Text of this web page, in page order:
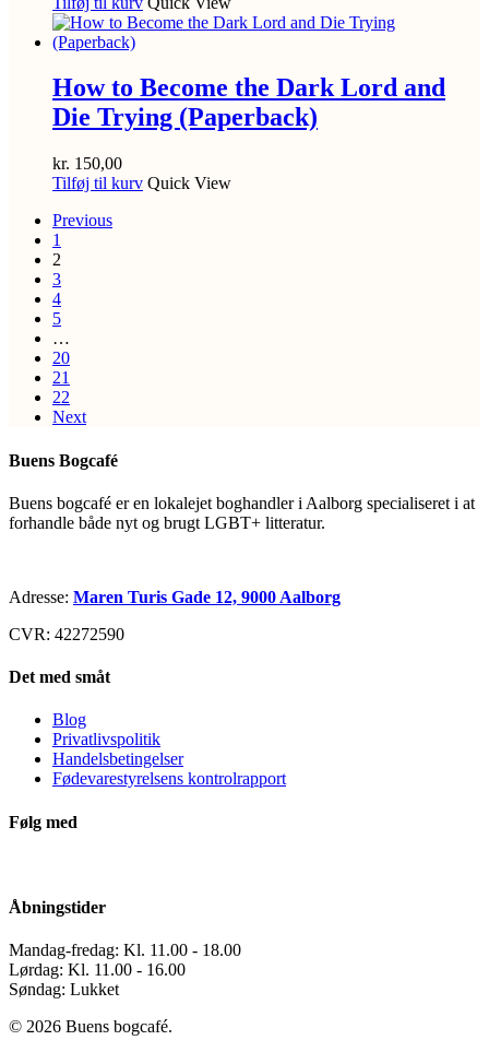
How to Become the Dark Lord and
Die Trying (Paperback)
kr. 150,00
Tilføj til kurv Quick View
Previous
1
2
3
4
5
…
20
21
22
Next
Buens Bogcafé
Buens bogcafé er en lokalejet boghandler i Aalborg specialiseret i at
forhandle både nyt og brugt LGBT+ litteratur.
Adresse: Maren Turis Gade 12, 9000 Aalborg
CVR: 42272590
Det med småt
Blog
Privatlivspolitik
Handelsbetingelser
Fødevarestyrelsens kontrolrapport
Følg med
Åbningstider
Mandag-fredag: Kl. 11.00 - 18.00
Lørdag: Kl. 11.00 - 16.00
Søndag: Lukket
© 2026 Buens bogcafé.